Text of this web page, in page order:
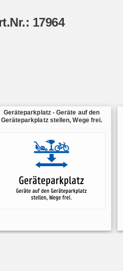
17964
Geräteparkplatz - Geräte auf den
Geräteparkplatz stellen, Wege frei.